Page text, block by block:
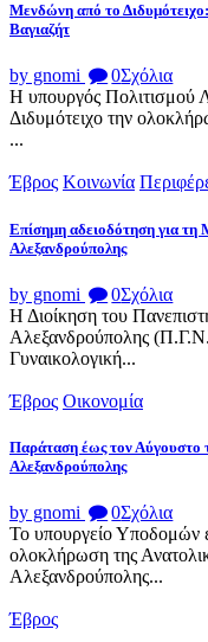
Μενδώνη από το
Βαγιαζήτ
by gnomi 0Σχόλια
Η υπουργός Πολιτισμού
Διδυμότειχο την
...
Έβρος Κοινωνία
Επίσημη αδειοδότηση για
Αλεξανδρούπολης
by gnomi 0Σχόλια
Η Διοίκηση του
Αλεξανδρούπολης
Γυναικολογική...
Έβρος Οικονομία
Παράταση έως τον Αύγουστο
Αλεξανδρούπολης
by gnomi 0Σχόλια
Το υπουργείο Υποδομών
ολοκλήρωση της
Αλεξανδρούπολης...
Έβρος